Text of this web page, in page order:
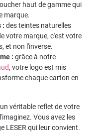
haut de gamme qui
marque.
: des teintes naturelles
votre marque, c'est votre
et non l'inverse.
: grâce à notre
, votre logo est mis
chaque carton en
véritable reflet de votre
Vous avez les
LESER qui leur convient.